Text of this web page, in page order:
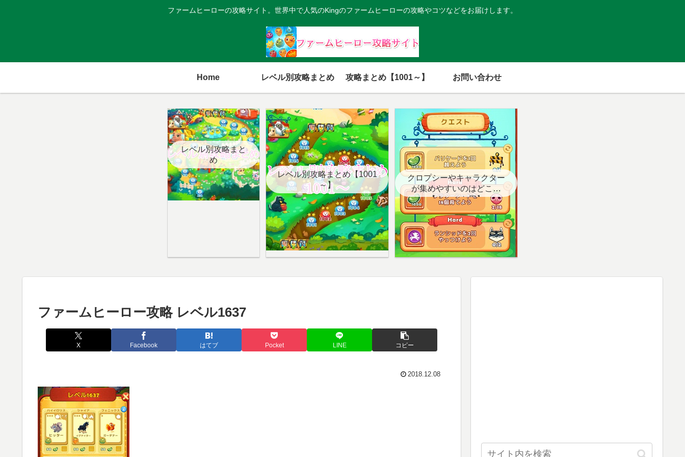
ファームヒーローの攻略サイト。世界中で人気のKingのファームヒーローの攻略やコツなどをお届けします。
Home レベル別攻略まとめ 攻略まとめ【1001～】 お問い合わせ
レベル別攻略まと
め
レベル別攻略まとめ【1001
～】
クロプシーやキャラクター
が集めやすいのはどこ？
【クエスト用】
ファームヒーロー攻略 レベル1637
X Facebook はてブ Pocket LINE コピー
2018.12.08